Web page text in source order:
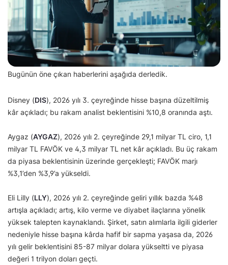
Bugünün öne çıkan haberlerini aşağıda derledik.
Disney (DIS), 2026 yılı 3. çeyreğinde hisse başına düzeltilmiş
kâr açıkladı; bu rakam analist beklentisini %10,8 oranında aştı.
Aygaz (AYGAZ), 2026 yılı 2. çeyreğinde 29,1 milyar TL ciro, 1,1
milyar TL FAVÖK ve 4,3 milyar TL net kâr açıkladı. Bu üç rakam
da piyasa beklentisinin üzerinde gerçekleşti; FAVÖK marjı
%3,1’den %3,9’a yükseldi.
Eli Lilly (LLY), 2026 yılı 2. çeyreğinde geliri yıllık bazda %48
artışla açıkladı; artış, kilo verme ve diyabet ilaçlarına yönelik
yüksek talepten kaynaklandı. Şirket, satın alımlarla ilgili giderler
nedeniyle hisse başına kârda hafif bir sapma yaşasa da, 2026
yılı gelir beklentisini 85-87 milyar dolara yükseltti ve piyasa
değeri 1 trilyon doları geçti.